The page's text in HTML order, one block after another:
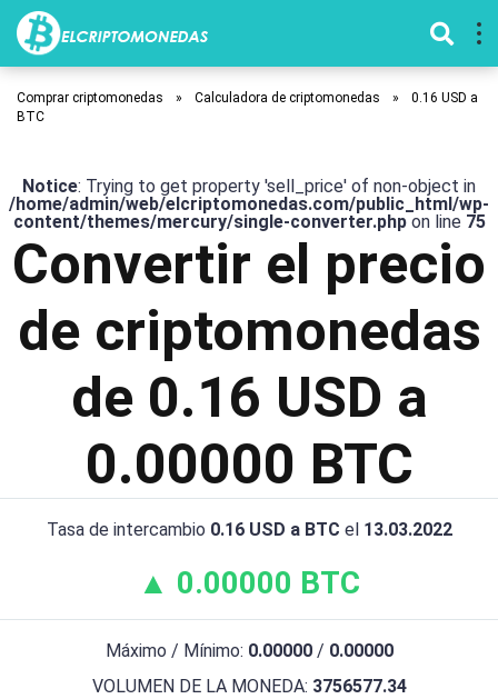
Comprar criptomonedas » Calculadora de criptomonedas »
0.16 USD a
BTC
Notice: Trying to get property 'sell_price' of non-object in
/home/admin/web/elcriptomonedas.com/public_html/wp-
content/themes/mercury/single-converter.phpon line 75
Convertir el precio
de criptomonedas
de 0.16 USD a
0.00000 BTC
Tasa de intercambio 0.16 USD a BTC el 13.03.2022
▲ 0.00000 BTC
Máximo / Mínimo: 0.00000/ 0.00000
VOLUMEN DE LA MONEDA: 3756577.34